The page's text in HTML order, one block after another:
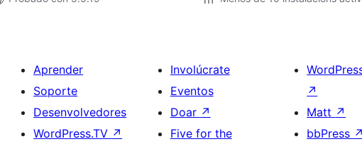
Aprender
Soporte
Desenvolvedores
WordPress.TV ↗
Involúcrate
Eventos
Doar ↗
Five for the
↗
Matt ↗
bbPress ↗